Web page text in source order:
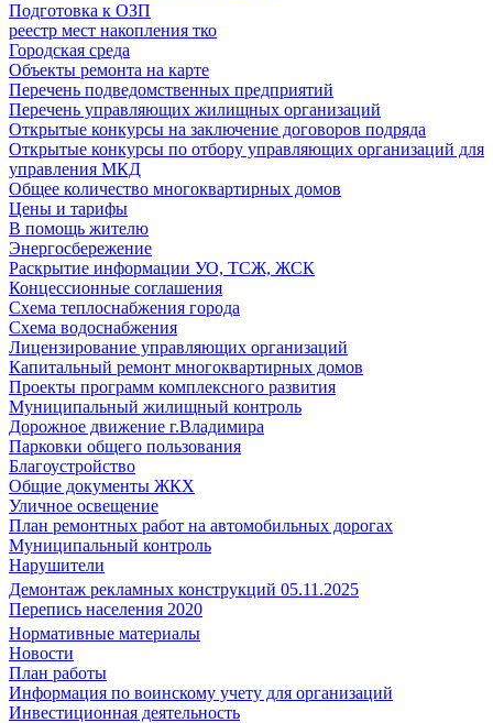
Подготовка к ОЗП
реестр мест накопления тко
Городская среда
Объекты ремонта на карте
Перечень подведомственных предприятий
Перечень управляющих жилищных организаций
Открытые конкурсы на заключение договоров подряда
Открытые конкурсы по отбору управляющих организаций для
управления МКД
Общее количество многоквартирных домов
Цены и тарифы
В помощь жителю
Энергосбережение
Раскрытие информации УО, ТСЖ, ЖСК
Концессионные соглашения
Схема теплоснабжения города
Схема водоснабжения
Лицензирование управляющих организаций
Капитальный ремонт многоквартирных домов
Проекты программ комплексного развития
Муниципальный жилищный контроль
Дорожное движение г.Владимира
Парковки общего пользования
Благоустройство
Общие документы ЖКХ
Уличное освещение
План ремонтных работ на автомобильных дорогах
Муниципальный контроль
Нарушители
Демонтаж рекламных конструкций 05.11.2025
Перепись населения 2020
Нормативные материалы
Новости
План работы
Информация по воинскому учету для организаций
Инвестиционная деятельность